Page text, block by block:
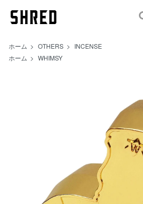
ホーム > OTHERS > INCENSE
ホーム > WHIMSY